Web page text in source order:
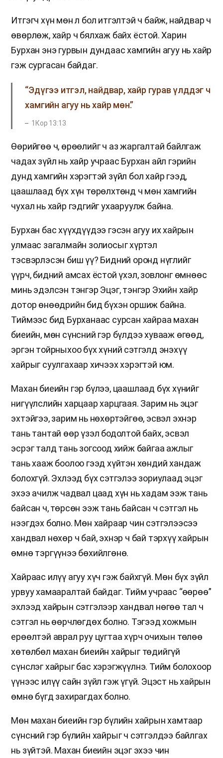
Итгэгч хүн мөн л бол итгэлтэй ч байж, найдвар ч
өвөрлөж, хайр ч бялхаж байх ёстой. Харин
Бурхан энэ гурвын дундаас хамгийн агуу нь хайр
гэж сургасан байдаг.
“Эдүгээ итгэл, найдвар, хайр гурав үлддэг ч
хамгийн агуу нь хайр мөн.”
1Кор 13:13
Өөрийгөө ч, өрөөлийг ч аз жаргалтай байлгаж
чадах зүйл нь хайр учраас Бурхан айл гэрийн
дунд хамгийн хэрэгтэй зүйл бол хайр гээд,
цаашлаад бүх хүн төрөлхтөнд ч мөн хамгийн
чухал нь хайр гэдгийг ухааруулж байна.
Бурхан бас хүүхдүүдээ гэсэн агуу их хайрын
улмаас загалмайн золиосыг хүртэл
тэсвэрлэсэн биш үү? Бидний оронд нүглийг
үүрч, бидний амсах ёстой үхэл, зовлонг өмнөөс
минь эдэлсэн тэнгэр Эцэг, тэнгэр Эхийн хайр
дотор өнөөдрийн бид бүхэн оршиж байна.
Тиймээс бид Бурханаас сурсан хайраа махан
биеийн, мөн сүнсний гэр бүлдээ хувааж өгөөд,
эргэн тойрныхоо бүх хүний сэтгэлд энэхүү
хайрыг суулгахаар хичээх хэрэгтэй юм.
Махан биеийн гэр бүлээ, цаашлаад бүх хүнийг
нигүүлслийн харцаар харцгаая. Зарим нь эцэг
эхтэйгээ, зарим нь нөхөртэйгөө, эсвэл эхнэр
тань тантай өөр үзэл бодолтой байх, эсвэл
эсрэг талд тань зогсоод хийж байгаа ажлыг
тань хааж боолоо гээд хүйтэн хөндий хандаж
болохгүй. Эхлээд бүх сэтгэлээ зориулаад эцэг
эхээ ачилж чадвал цаад хүн нь хадам ээж тань
байсан ч, төрсөн ээж тань байсан ч сэтгэл нь
нээгдэх болно. Мөн хайраар чин сэтгэлээсээ
хандвал нөхөр ч бай, эхнэр ч бай тэрхүү хайрын
өмнө тэргүүнээ бөхийлгөнө.
Хайраас илүү агуу хүч гэж байхгүй. Мөн бүх зүйл
урвуу хамааралтай байдаг. Тийм учраас “өөрөө”
эхлээд хайрын сэтгэлээр хандвал нөгөө тал ч
сэтгэл нь өөрчлөгдөх болно. Тэгээд хожмын
ерөөлтэй аврал руу цугтаа хүрч очихын төлөө
хөтөлбөл махан биеийн хайрыг төдийгүй
сүнслэг хайрыг бас хэрэгжүүлнэ. Тийм болохоор
үүнээс илүү сайн зүйл гэж үгүй. Эцэст нь хайрын
өмнө бүгд захирагдах болно.
Мөн махан биеийн гэр бүлийн хайрын хамтаар
сүнсний гэр бүлийн хайрыг ч сэтгэлдээ байлгах
нь зүйтэй. Махан биеийн эцэг эхээ чин